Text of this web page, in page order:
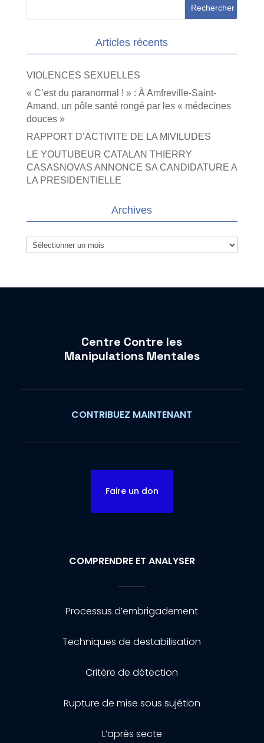
Articles récents
VIOLENCES SEXUELLES
« C’est du paranormal ! » : À Amfreville-Saint-
Amand, un pôle santé rongé par les « médecines
douces »
RAPPORT D’ACTIVITE DE LA MIVILUDES
LE YOUTUBEUR CATALAN THIERRY
CASASNOVAS ANNONCE SA CANDIDATURE A
LA PRESIDENTIELLE
Archives
Archives
Centre Contre les
Manipulations Mentales
CONTRIBUEZ MAINTENANT
Faire un don
COMPRENDRE ET ANALYSER
Processus d’embrigadement
Techniques de destabilisation
Critère de détection
Rupture de mise sous sujétion
L’après secte